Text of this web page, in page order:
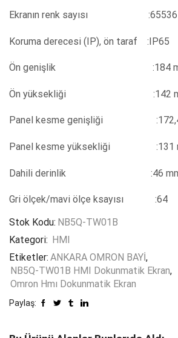
Ekranın renk sayısı :65536
Koruma derecesi (IP), ön taraf :IP65
Ön genişlik :184
Ön yüksekliği :142
Panel kesme genişliği :172,4
Panel kesme yüksekliği :131
Dahili derinlik :46
Gri ölçek/mavi ölçe ksayısı :64
Stok Kodu: NB5Q-TW01B
Kategori: HMI
Etiketler: ANKARA OMRON BAYİ,
NB5Q-TW01B HMI Dokunmatik Ekran,
Omron Hmı Dokunmatik Ekran
Paylaş: